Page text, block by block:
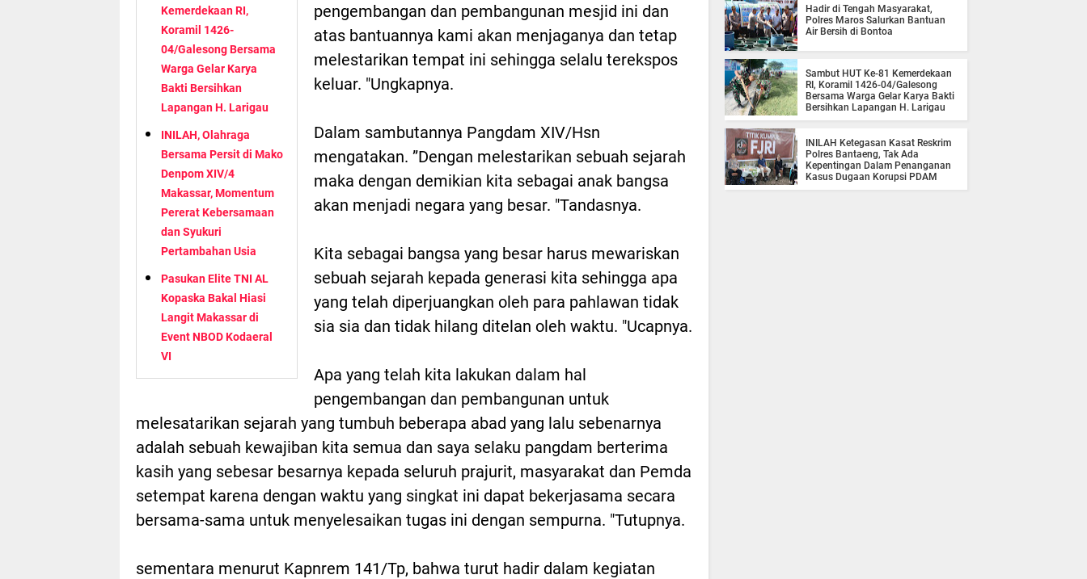
Kemerdekaan RI,
Koramil 1426-
04/Galesong Bersama
Warga Gelar Karya
Bakti Bersihkan
Lapangan H. Larigau
INILAH, Olahraga
Bersama Persit di Mako
Denpom XIV/4
Makassar, Momentum
Pererat Kebersamaan
dan Syukuri
Pertambahan Usia
Pasukan Elite TNI AL
Kopaska Bakal Hiasi
Langit Makassar di
Event NBOD Kodaeral
VI
pengembangan dan pembangunan mesjid ini dan
atas bantuannya kami akan menjaganya dan tetap
melestarikan tempat ini sehingga selalu terekspos
keluar. "Ungkapnya.
Dalam sambutannya Pangdam XIV/Hsn
mengatakan. ”Dengan melestarikan sebuah sejarah
maka dengan demikian kita sebagai anak bangsa
akan menjadi negara yang besar. "Tandasnya.
Kita sebagai bangsa yang besar harus mewariskan
sebuah sejarah kepada generasi kita sehingga apa
yang telah diperjuangkan oleh para pahlawan tidak
sia sia dan tidak hilang ditelan oleh waktu. "Ucapnya.
Apa yang telah kita lakukan dalam hal
pengembangan dan pembangunan untuk
melesatarikan sejarah yang tumbuh beberapa abad yang lalu sebenarnya
adalah sebuah kewajiban kita semua dan saya selaku pangdam berterima
kasih yang sebesar besarnya kepada seluruh prajurit, masyarakat dan Pemda
setempat karena dengan waktu yang singkat ini dapat bekerjasama secara
bersama-sama untuk menyelesaikan tugas ini dengan sempurna. "Tutupnya.
sementara menurut Kapnrem 141/Tp, bahwa turut hadir dalam kegiatan
Hadir di Tengah Masyarakat,
Polres Maros Salurkan Bantuan
Air Bersih di Bontoa
Sambut HUT Ke-81 Kemerdekaan
RI, Koramil 1426-04/Galesong
Bersama Warga Gelar Karya Bakti
Bersihkan Lapangan H. Larigau
INILAH Ketegasan Kasat Reskrim
Polres Bantaeng, Tak Ada
Kepentingan Dalam Penanganan
Kasus Dugaan Korupsi PDAM